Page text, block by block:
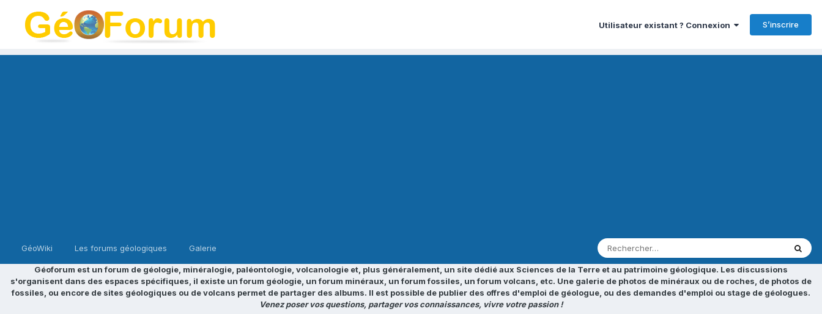
Utilisateur existant ? Connexion S’inscrire
GéoWiki Les forums géologiques Galerie
Géoforum est un forum de géologie, minéralogie, paléontologie, volcanologie et, plus généralement, un site dédié aux Sciences de la Terre et au patrimoine géologique. Les discussions
s'organisent dans des espaces spécifiques, il existe un forum géologie, un forum minéraux, un forum fossiles, un forum volcans, etc. Une galerie de photos de minéraux ou de roches, de photos de
fossiles, ou encore de sites géologiques ou de volcans permet de partager des albums. Il est possible de publier des offres d'emploi de géologue, ou des demandes d'emploi ou stage de géologues.
Venez poser vos questions, partager vos connaissances, vivre votre passion !